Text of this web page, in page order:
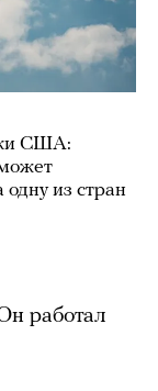
США:
из стран
работал